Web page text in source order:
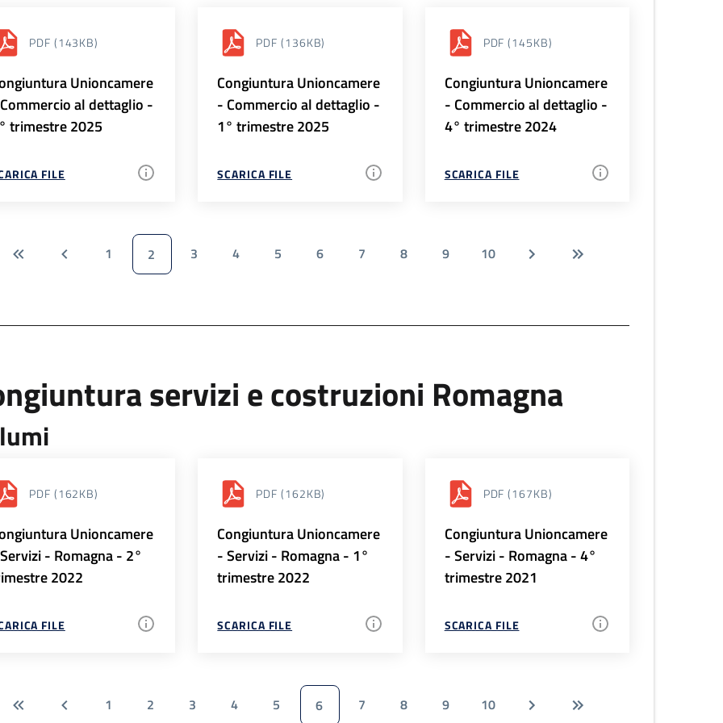
PDF (143KB)
Unioncamere
al dettaglio -
trimestre 2025
FILE
PDF (136KB)
Congiuntura Unioncamere
- Commercio al dettaglio -
1° trimestre 2025
SCARICA FILE
PDF (145KB)
Congiuntura Unioncamere
- Commercio al dettaglio -
4° trimestre 2024
SCARICA FILE
1 2 3 4 5 6 7 8 9 10
servizi e costruzioni Romagna
PDF (162KB)
Unioncamere
- Romagna - 2°
2022
FILE
PDF (162KB)
Congiuntura Unioncamere
- Servizi - Romagna - 1°
trimestre 2022
SCARICA FILE
PDF (167KB)
Congiuntura Unioncamere
- Servizi - Romagna - 4°
trimestre 2021
SCARICA FILE
1 2 3 4 5 6 7 8 9 10